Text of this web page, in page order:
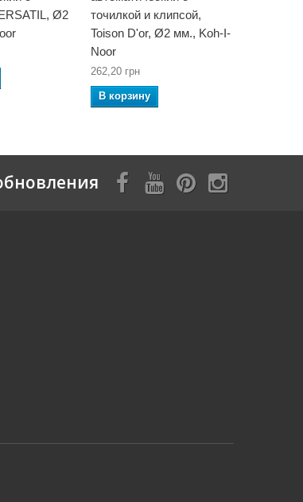
Ø2
точилкой и клипсой,
Toison D'or, Ø2 мм., Koh-I-
Noor
262,20 грн
В корзину